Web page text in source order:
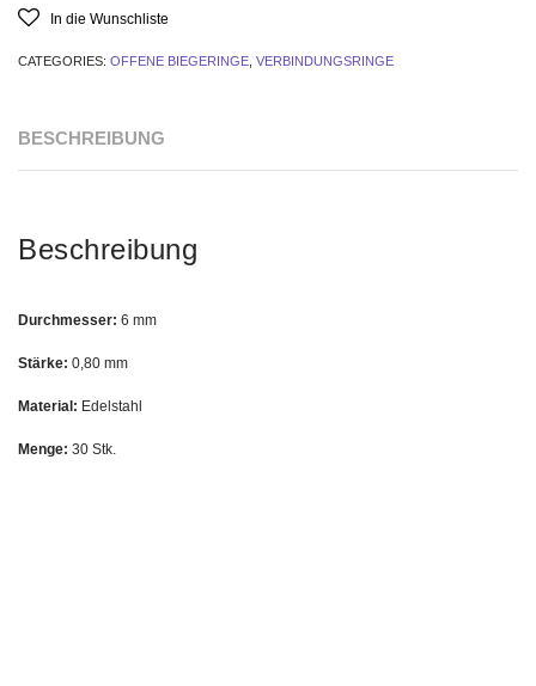
In die Wunschliste
CATEGORIES: OFFENE BIEGERINGE VERBINDUNGSRINGE
BESCHREIBUNG
Beschreibung
Durchmesser: 6 mm
Stärke: 0,80 mm
Material: Edelstahl
Menge: 30 Stk.